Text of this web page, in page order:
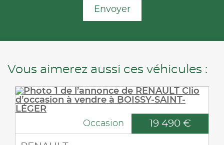
Envoyer
Vous aimerez aussi ces véhicules :
Occasion 19 490 €